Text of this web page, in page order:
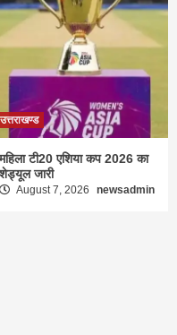
उत्तराखण्ड
महिला टी20 एशिया कप 2026 का
शेड्यूल जारी
August 7, 2026 newsadmin